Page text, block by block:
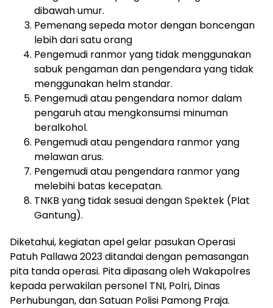
dibawah umur.
Pemenang sepeda motor dengan boncengan
lebih dari satu orang
Pengemudi ranmor yang tidak menggunakan
sabuk pengaman dan pengendara yang tidak
menggunakan helm standar.
Pengemudi atau pengendara nomor dalam
pengaruh atau mengkonsumsi minuman
beralkohol.
Pengemudi atau pengendara ranmor yang
melawan arus.
Pengemudi atau pengendara ranmor yang
melebihi batas kecepatan.
TNKB yang tidak sesuai dengan Spektek (Plat
Gantung).
Diketahui, kegiatan apel gelar pasukan Operasi
Patuh Pallawa 2023 ditandai dengan pemasangan
pita tanda operasi. Pita dipasang oleh Wakapolres
kepada perwakilan personel TNI, Polri, Dinas
Perhubungan, dan Satuan Polisi Pamong Praja.